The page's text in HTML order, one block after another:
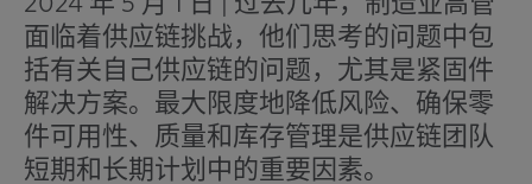
面临着供应链挑战，他们思考的问题中包
括有关自己供应链的问题，尤其是紧固件
解决方案。最大限度地降低风险、确保零
件可用性、质量和库存管理是供应链团队
短期和长期计划中的重要因素。